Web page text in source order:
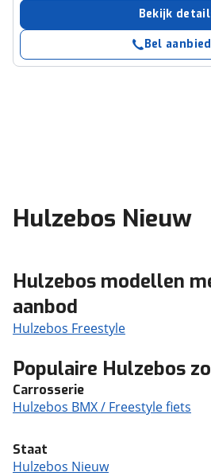
Bekijk
Bel
Hulzebos Nieuw
Hulzebos modellen
aanbod
Hulzebos Freestyle
Populaire Hulzebos
Carrosserie
Hulzebos BMX / Freestyle fiets
Staat
Hulzebos Nieuw